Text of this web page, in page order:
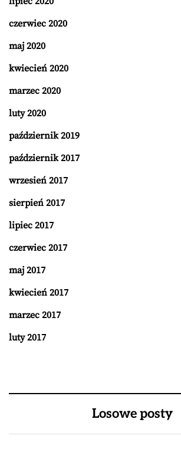
czerwiec 2020
maj 2020
kwiecień 2020
marzec 2020
luty 2020
październik 2019
październik 2017
wrzesień 2017
sierpień 2017
lipiec 2017
czerwiec 2017
maj 2017
kwiecień 2017
marzec 2017
luty 2017
Losowe posty